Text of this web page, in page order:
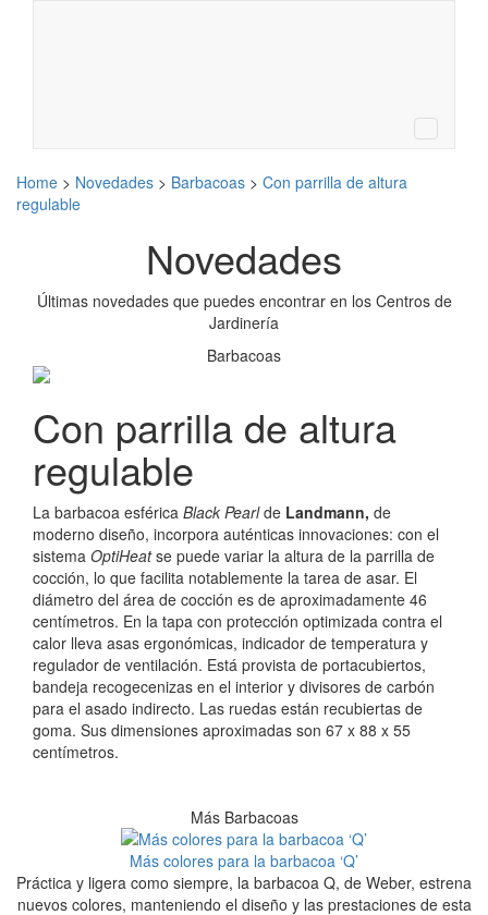
MENÚ
Home > Novedades > Barbacoas > Con parrilla de altura
regulable
Novedades
Últimas novedades que puedes encontrar en los Centros de
Jardinería
Barbacoas
Con parrilla de altura
regulable
La barbacoa esférica Black Pearlde Landmann, de
moderno diseño, incorpora auténticas innovaciones: con el
sistema OptiHeatse puede variar la altura de la parrilla de
cocción, lo que facilita notablemente la tarea de asar. El
diámetro del área de cocción es de aproximadamente 46
centímetros. En la tapa con protección optimizada contra el
calor lleva asas ergonómicas, indicador de temperatura y
regulador de ventilación. Está provista de portacubiertos,
bandeja recogecenizas en el interior y divisores de carbón
para el asado indirecto. Las ruedas están recubiertas de
goma. Sus dimensiones aproximadas son 67 x 88 x 55
centímetros.
Más Barbacoas
Más colores para la barbacoa ‘Q’
Práctica y ligera como siempre, la barbacoa Q, de Weber, estrena
nuevos colores, manteniendo el diseño y las prestaciones de esta